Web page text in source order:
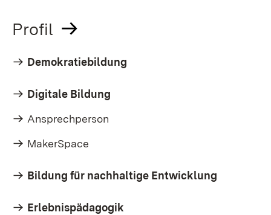
Profil
Demokratiebildung
Digitale Bildung
Ansprechperson
MakerSpace
Bildung für nachhaltige Entwicklung
Erlebnispädagogik